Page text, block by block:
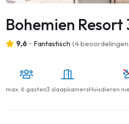
Bohemien Resort
9,6 • Fantastisch (4 beoordelingen
max. 6 gasten3 slaapkamersHuisdieren